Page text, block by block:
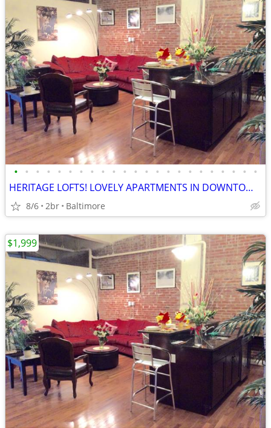
• • • • • • • • • • • • • • • • • • • • • • •
HERITAGE LOFTS! LOVELY APARTMENTS IN DOWNTOWN! SPECIALS NOW!!! 21201
8/6 2br Baltimore
$1,999